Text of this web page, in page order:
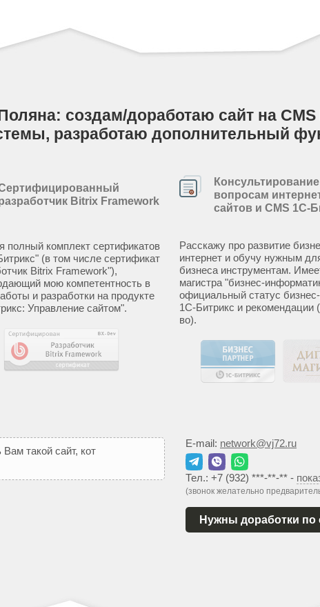
создам/доработаю сайт на
разработаю дополнительный
Bitrix Framework
полный комплект сертификатов
(в том числе сертификат
Bitrix Framework"),
мою компетентность в
и разработки на продукте
Управление сайтом".
вопросам
сайтов и CMS 1С-
Расскажу про развитие
интернет и обучу нужным
бизнеса инструментам.
магистра "бизнес-
официальный статус
1С-Битрикс и рекомендации
во).
Вам такой сайт, кот
E-mail: network@vj72.ru
Тел.: +7 (932) ***-**-** -
(звонок желательно
Нужны доработки по